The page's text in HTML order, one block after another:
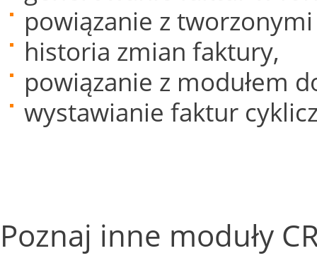
powiązanie z
historia zmian faktury,
powiązanie z modułem
wystawianie faktur
Poznaj inne moduły